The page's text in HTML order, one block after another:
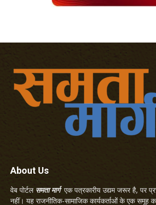
About Us
वेब पोर्टल समता मार्गएक पत्रकारीय उद्यम जरूर है, पर
नहीं। यह राजनीतिक-सामाजिक कार्यकर्ताओं के एक समूह